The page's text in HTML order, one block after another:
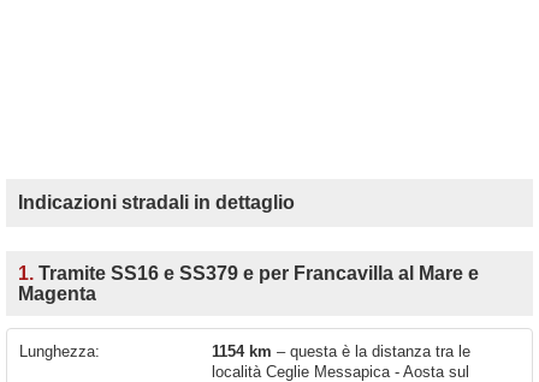
Indicazioni stradali in dettaglio
1. Tramite SS16 e SS379 e per Francavilla al Mare e
Magenta
Lunghezza: 1154 km – questa è la distanza tra le
località Ceglie Messapica - Aosta sul